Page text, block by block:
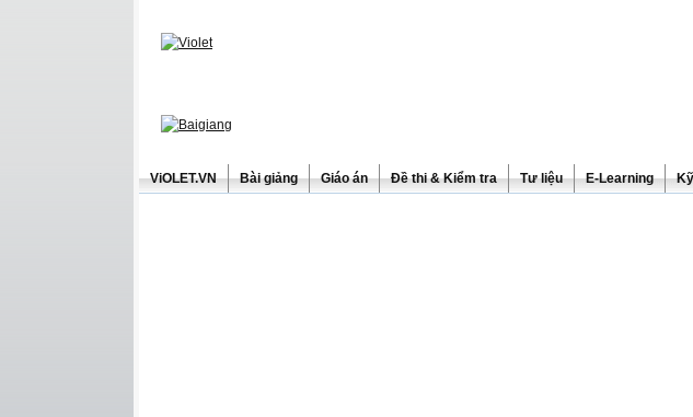
ViOLET.VN Bài giảng Giáo án Đề thi & Kiểm tra Tư liệu E-Learning